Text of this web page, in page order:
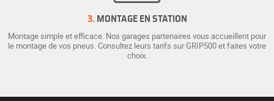
3. MONTAGE EN STATION
Montage simple et efficace. Nos garages partenaires vous accueillent pour
le montage de vos pneus. Consultez leurs tarifs sur GRIP500 et faites votre
choix.